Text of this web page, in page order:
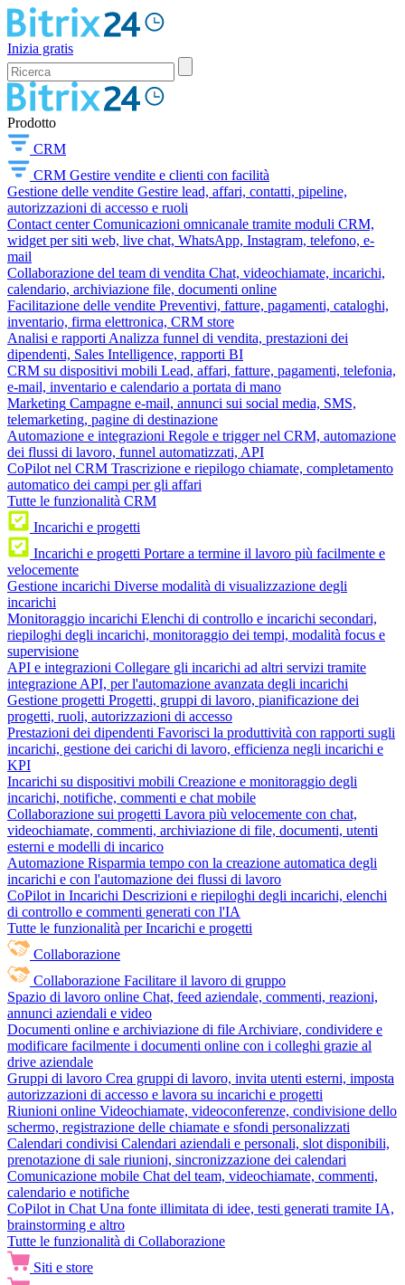
Inizia gratis
Prodotto
CRM
CRM Gestire vendite e clienti con facilità
Gestione delle vendite Gestire lead, affari, contatti, pipeline,
autorizzazioni di accesso e ruoli
Contact center Comunicazioni omnicanale tramite moduli CRM,
widget per siti web, live chat, WhatsApp, Instagram, telefono, e-
mail
Collaborazione del team di vendita Chat, videochiamate, incarichi,
calendario, archiviazione file, documenti online
Facilitazione delle vendite Preventivi, fatture, pagamenti, cataloghi,
inventario, firma elettronica, CRM store
Analisi e rapporti Analizza funnel di vendita, prestazioni dei
dipendenti, Sales Intelligence, rapporti BI
CRM su dispositivi mobili Lead, affari, fatture, pagamenti, telefonia,
e-mail, inventario e calendario a portata di mano
Marketing Campagne e-mail, annunci sui social media, SMS,
telemarketing, pagine di destinazione
Automazione e integrazioni Regole e trigger nel CRM, automazione
dei flussi di lavoro, funnel automatizzati, API
CoPilot nel CRM Trascrizione e riepilogo chiamate, completamento
automatico dei campi per gli affari
Tutte le funzionalità CRM
Incarichi e progetti
Incarichi e progetti Portare a termine il lavoro più facilmente e
velocemente
Gestione incarichi Diverse modalità di visualizzazione degli
incarichi
Monitoraggio incarichi Elenchi di controllo e incarichi secondari,
riepiloghi degli incarichi, monitoraggio dei tempi, modalità focus e
supervisione
API e integrazioni Collegare gli incarichi ad altri servizi tramite
integrazione API, per l'automazione avanzata degli incarichi
Gestione progetti Progetti, gruppi di lavoro, pianificazione dei
progetti, ruoli, autorizzazioni di accesso
Prestazioni dei dipendenti Favorisci la produttività con rapporti sugli
incarichi, gestione dei carichi di lavoro, efficienza negli incarichi e
KPI
Incarichi su dispositivi mobili Creazione e monitoraggio degli
incarichi, notifiche, commenti e chat mobile
Collaborazione sui progetti Lavora più velocemente con chat,
videochiamate, commenti, archiviazione di file, documenti, utenti
esterni e modelli di incarico
Automazione Risparmia tempo con la creazione automatica degli
incarichi e con l'automazione dei flussi di lavoro
CoPilot in Incarichi Descrizioni e riepiloghi degli incarichi, elenchi
di controllo e commenti generati con l'IA
Tutte le funzionalità per Incarichi e progetti
Collaborazione
Collaborazione Facilitare il lavoro di gruppo
Spazio di lavoro online Chat, feed aziendale, commenti, reazioni,
annunci aziendali e video
Documenti online e archiviazione di file Archiviare, condividere e
modificare facilmente i documenti online con i colleghi grazie al
drive aziendale
Gruppi di lavoro Crea gruppi di lavoro, invita utenti esterni, imposta
autorizzazioni di accesso e lavora su incarichi e progetti
Riunioni online Videochiamate, videoconferenze, condivisione dello
schermo, registrazione delle chiamate e sfondi personalizzati
Calendari condivisi Calendari aziendali e personali, slot disponibili,
prenotazione di sale riunioni, sincronizzazione dei calendari
Comunicazione mobile Chat del team, videochiamate, commenti,
calendario e notifiche
CoPilot in Chat Una fonte illimitata di idee, testi generati tramite IA,
brainstorming e altro
Tutte le funzionalità di Collaborazione
Siti e store